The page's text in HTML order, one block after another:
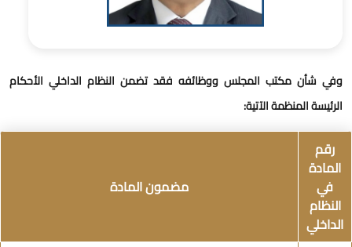
وفي شأن مكتب المجلس ووظائفه فقد تضمن النظام الداخلي الأحكام
الرئيسة المنظمة الآتية:
رقم
المادة
في
النظام
مضمون المادة